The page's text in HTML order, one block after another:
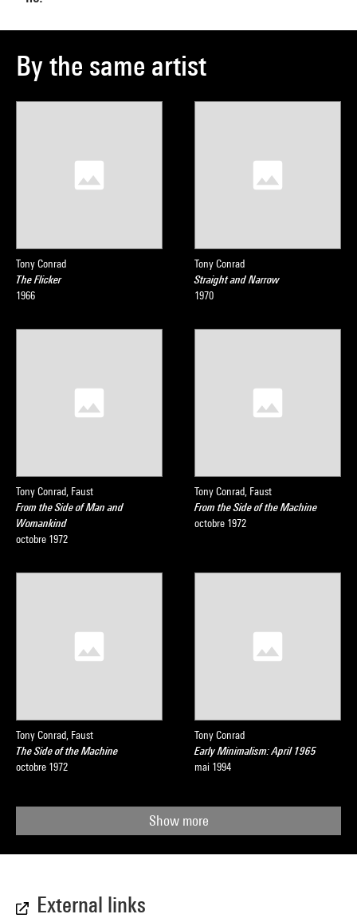
By the same artist
Tony Conrad
The Flicker
1966
Tony Conrad
Straight and Narrow
1970
Tony Conrad, Faust
From the Side of Man and
Womankind
octobre 1972
Tony Conrad, Faust
From the Side of the Machine
octobre 1972
Tony Conrad, Faust
The Side of the Machine
octobre 1972
Tony Conrad
Early Minimalism: April 1965
mai 1994
Show more
External links